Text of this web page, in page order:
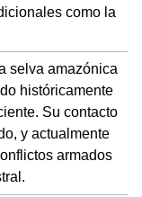
como la
selva amazónica
históricamente
Su contacto
y actualmente
armados